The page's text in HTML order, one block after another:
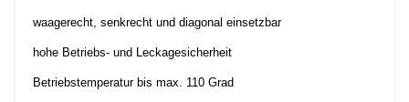
waagerecht, senkrecht und diagonal einsetzbar
hohe Betriebs- und Leckagesicherheit
Betriebstemperatur bis max. 110 Grad